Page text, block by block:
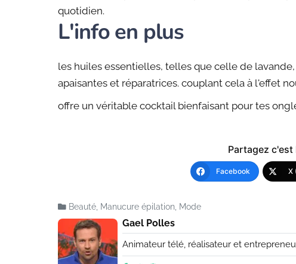
quotidien.
L'info en plus
les huiles essentielles, telles que celle de
apaisantes et réparatrices. couplant cela à l'effet
offre un véritable cocktail bienfaisant pour tes
Partagez c'est
Facebook X
Beauté Manucure épilation Mode
Gael Polles
Animateur télé, réalisateur et